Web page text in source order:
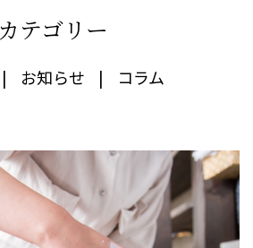
カテゴリー
お知らせ コラム